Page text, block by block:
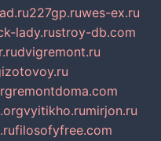
227gp.ruwes-ex.ru
lady.rustroy-db.com
dvigremont.ru
remontdoma.com
vyitikho.rumirjon.ru
filosofyfree.com